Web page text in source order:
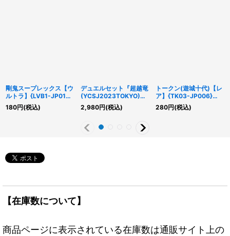
剛鬼スープレックス【ウ
ルトラ】{LVB1-JP014}
《モンスター》
180円(税込)
デュエルセット『超越竜
(YCSJ2023TOKYO)』
【-】{-}《その他》
2,980円(税込)
トークン(遊城十代)【レ
ア】{TK03-JP006}
《トークン》
280円(税込)
【在庫数について】
商品ページに表示されている在庫数は通販サイト上の